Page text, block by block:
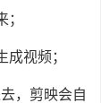
视频；
，剪映会自